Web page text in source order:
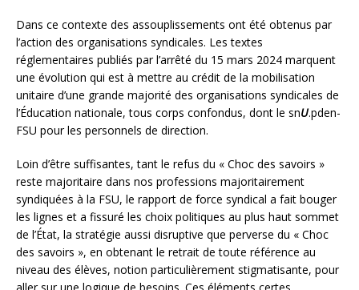
Dans ce contexte des assouplissements ont été obtenus par
l’action des organisations syndicales. Les textes
réglementaires publiés par l’arrêté du 15 mars 2024 marquent
une évolution qui est à mettre au crédit de la mobilisation
unitaire d’une grande majorité des organisations syndicales de
l’Éducation nationale, tous corps confondus, dont le snU.pden-
FSU pour les personnels de direction.
Loin d’être suffisantes, tant le refus du « Choc des savoirs »
reste majoritaire dans nos professions majoritairement
syndiquées à la FSU, le rapport de force syndical a fait bouger
les lignes et a fissuré les choix politiques au plus haut sommet
de l’État, la stratégie aussi disruptive que perverse du « Choc
des savoirs », en obtenant le retrait de toute référence au
niveau des élèves, notion particulièrement stigmatisante, pour
aller sur une logique de besoins. Ces éléments certes